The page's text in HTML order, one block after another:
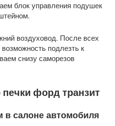
блок управления подушек
воздуховод. После всех
подлезть к
снизу саморезов
печки форд транзит
салоне автомобиля